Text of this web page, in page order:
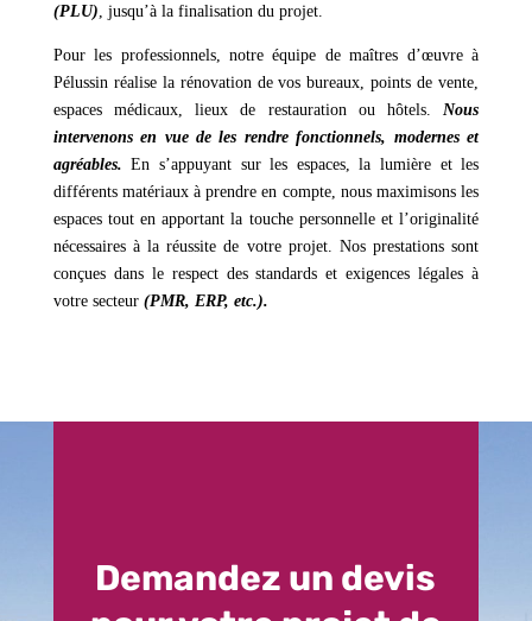
(PLU) , jusqu’à la finalisation du projet.
Pour les professionnels, notre équipe de maîtres d’œuvre à
Pélussin réalise la rénovation de vos bureaux, points de vente,
espaces médicaux, lieux de restauration ou hôtels. Nous
intervenons en vue de les rendre fonctionnels, modernes et
agréables. En s’appuyant sur les espaces, la lumière et les
différents matériaux à prendre en compte, nous maximisons les
espaces tout en apportant la touche personnelle et l’originalité
nécessaires à la réussite de votre projet. Nos prestations sont
conçues dans le respect des standards et exigences légales à
votre secteur (PMR, ERP, etc.).
Demandez un devis